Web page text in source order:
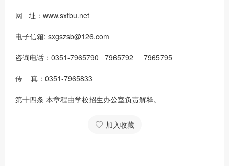
网 址：www.sxtbu.net
电子信箱: sxgszsb@126.com
咨询电话：0351-7965790 7965792 7965795
传 真：0351-7965833
第十四条 本章程由学校招生办公室负责解释。
加入收藏